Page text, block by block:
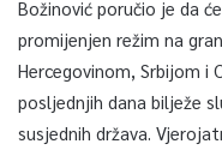
Božinović poručio je da
promijenjen režim na
Hercegovinom, Srbijom i
posljednjih dana bilježe
susjednih država.